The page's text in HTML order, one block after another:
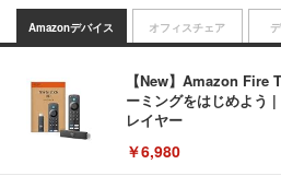
Amazonデバイス
【New】Amazon Fire
ーミングをはじめよう
レイヤー
￥6,980
オフィスチェア